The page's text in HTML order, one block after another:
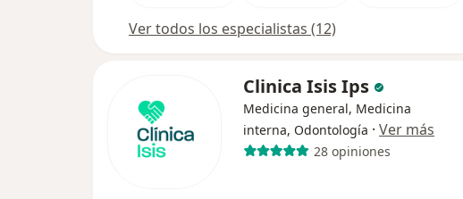
Ver todos los especialistas (12)
Clinica Isis Ips
Medicina general, Medicina
interna, Odontología · Ver más
28 opiniones